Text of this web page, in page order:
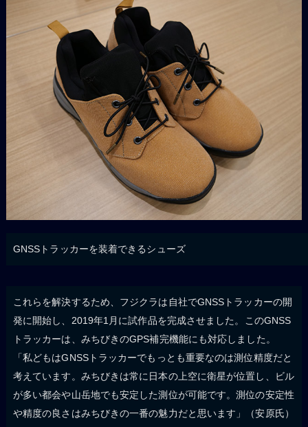
GNSSトラッカーを装着できるシューズ
これらを解決するため、フジクラは自社でGNSSトラッカーの開
発に開始し、2019年1月に試作品を完成させました。このGNSS
トラッカーは、みちびきのGPS補完機能にも対応しました。
「私どもはGNSSトラッカーでもっとも重要なのは測位精度だと
考えています。みちびきは常に日本の上空に衛星が位置し、ビル
が多い都会や山岳地でも安定した測位が可能です。測位の安定性
や精度の良さはみちびきの一番の魅力だと思います」（安原氏）